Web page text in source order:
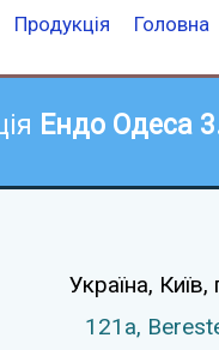
Продукція Головна
Ендо Одеса
Україна, Київ,
121а,